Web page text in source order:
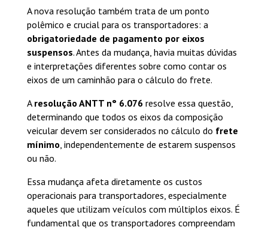
A nova resolução também trata de um ponto
polêmico e crucial para os transportadores: a
obrigatoriedade de pagamento por eixos
suspensos. Antes da mudança, havia muitas dúvidas
e interpretações diferentes sobre como contar os
eixos de um caminhão para o cálculo do frete.
A resolução ANTT n° 6.076resolve essa questão,
determinando que todos os eixos da composição
veicular devem ser considerados no cálculo do frete
mínimo, independentemente de estarem suspensos
ou não.
Essa mudança afeta diretamente os custos
operacionais para transportadores, especialmente
aqueles que utilizam veículos com múltiplos eixos. É
fundamental que os transportadores compreendam